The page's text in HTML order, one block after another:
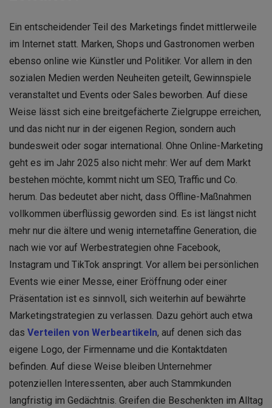
Ein entscheidender Teil des Marketings findet mittlerweile
im Internet statt. Marken, Shops und Gastronomen werben
ebenso online wie Künstler und Politiker. Vor allem in den
sozialen Medien werden Neuheiten geteilt, Gewinnspiele
veranstaltet und Events oder Sales beworben. Auf diese
Weise lässt sich eine breitgefächerte Zielgruppe erreichen,
und das nicht nur in der eigenen Region, sondern auch
bundesweit oder sogar international. Ohne Online-Marketing
geht es im Jahr 2025 also nicht mehr: Wer auf dem Markt
bestehen möchte, kommt nicht um SEO, Traffic und Co.
herum. Das bedeutet aber nicht, dass Offline-Maßnahmen
vollkommen überflüssig geworden sind. Es ist längst nicht
mehr nur die ältere und wenig internetaffine Generation, die
nach wie vor auf Werbestrategien ohne Facebook,
Instagram und TikTok anspringt. Vor allem bei persönlichen
Events wie einer Messe, einer Eröffnung oder einer
Präsentation ist es sinnvoll, sich weiterhin auf bewährte
Marketingstrategien zu verlassen. Dazu gehört auch etwa
das Verteilen von Werbeartikeln, auf denen sich das
eigene Logo, der Firmenname und die Kontaktdaten
befinden. Auf diese Weise bleiben Unternehmer
potenziellen Interessenten, aber auch Stammkunden
langfristig im Gedächtnis. Greifen die Beschenkten im Alltag